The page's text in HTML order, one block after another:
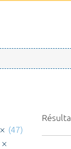
(47)